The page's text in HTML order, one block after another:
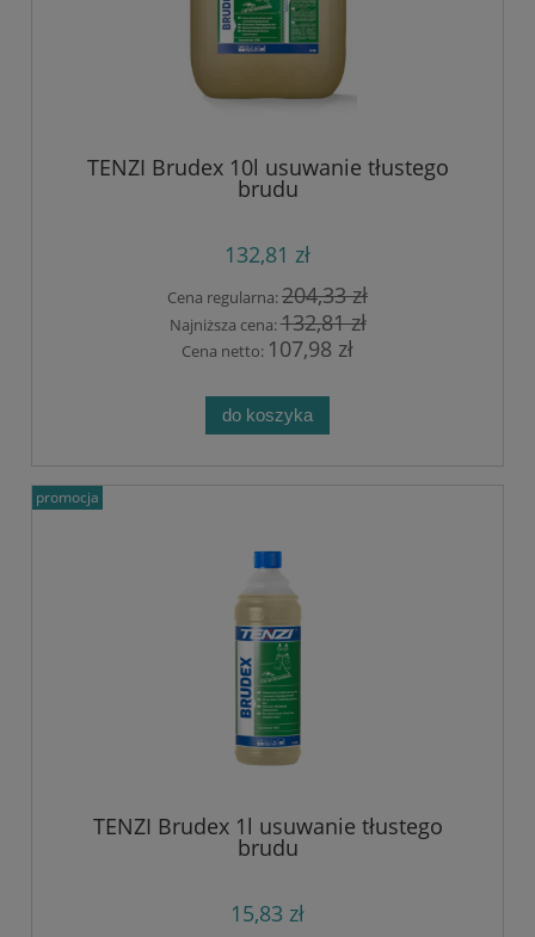
TENZI Brudex 10l usuwanie tłustego
brudu
132,81 zł
Cena regularna:204,33 zł
Najniższa cena:132,81 zł
Cena netto: 107,98 zł
do koszyka
TENZI Brudex 1l usuwanie tłustego
brudu
15,83 zł
promocja